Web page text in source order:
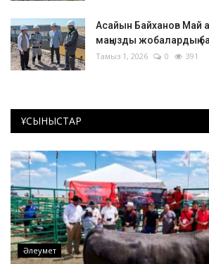
Асайын Байханов Май
маңызды жобалардың
Тамыз 1, 2026 0 391
ҰСЫНЫСТАР
Әлеумет